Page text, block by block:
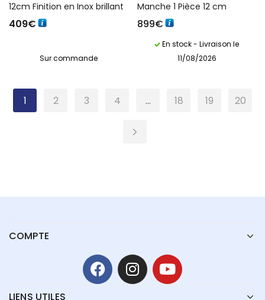
12cm Finition en Inox brillant
409€
Sur commande
Manche 1 Pièce 12 cm
899€
En stock - Livraison le
11/08/2026
1 2 3 4 … 18 19 20
COMPTE
LIENS UTILES